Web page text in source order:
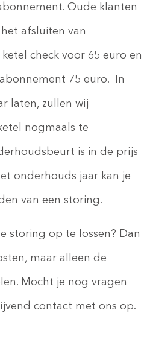
Oude klanten
afsluiten van
check voor 65 euro en
75 euro. In
laten, zullen wij
nogmaals te
is in de prijs
onderhouds jaar kan je
van een storing.
storing op te lossen? Dan
maar alleen de
Mocht je nog vragen
contact met ons op.